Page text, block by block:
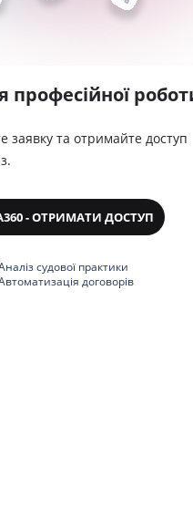
професійної
заявку та отримайте доступ
- ОТРИМАТИ ДОСТУП
судової практики
договорів